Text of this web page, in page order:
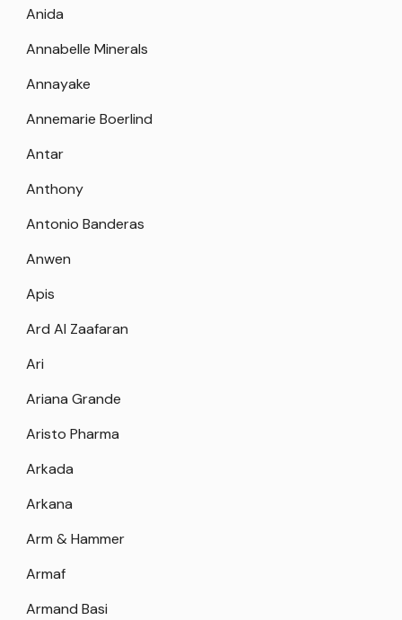
Anida
Annabelle Minerals
Annayake
Annemarie Boerlind
Antar
Anthony
Antonio Banderas
Anwen
Apis
Ard Al Zaafaran
Ari
Ariana Grande
Aristo Pharma
Arkada
Arkana
Arm & Hammer
Armaf
Armand Basi